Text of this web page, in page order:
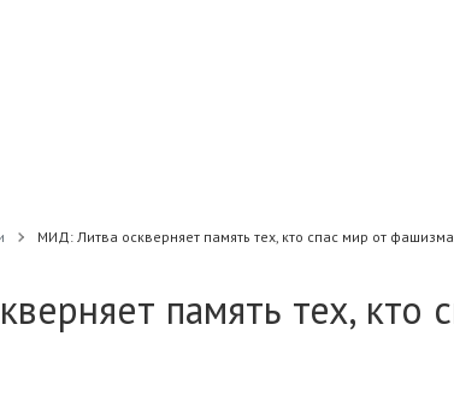
МИД: Литва оскверняет память тех, кто спас мир от фашизма
память тех, кто